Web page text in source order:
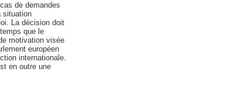
de demandes
situation
La décision doit
que le
motivation visée
européen
internationale.
en outre une